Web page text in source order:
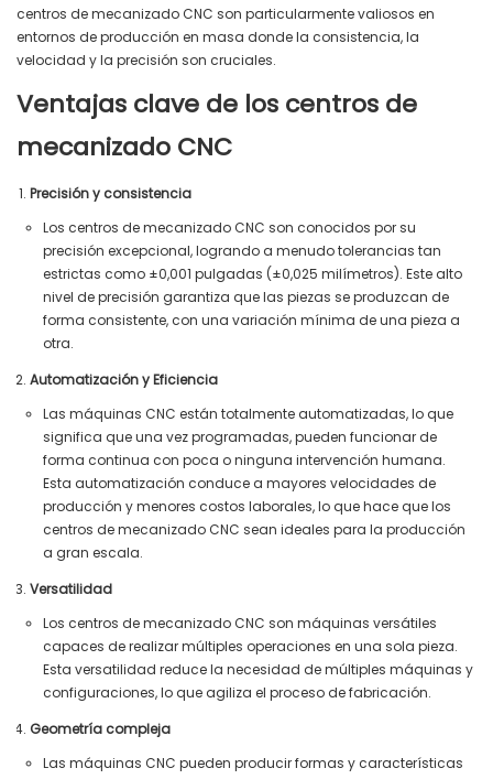
centros de mecanizado CNC son particularmente valiosos en
entornos de producción en masa donde la consistencia, la
velocidad y la precisión son cruciales.
Ventajas clave de los centros de
mecanizado CNC
Precisión y consistencia
Los centros de mecanizado CNC son conocidos por su
precisión excepcional, logrando a menudo tolerancias tan
estrictas como ±0,001 pulgadas (±0,025 milímetros). Este alto
nivel de precisión garantiza que las piezas se produzcan de
forma consistente, con una variación mínima de una pieza a
otra.
Automatización y Eficiencia
Las máquinas CNC están totalmente automatizadas, lo que
significa que una vez programadas, pueden funcionar de
forma continua con poca o ninguna intervención humana.
Esta automatización conduce a mayores velocidades de
producción y menores costos laborales, lo que hace que los
centros de mecanizado CNC sean ideales para la producción
a gran escala.
Versatilidad
Los centros de mecanizado CNC son máquinas versátiles
capaces de realizar múltiples operaciones en una sola pieza.
Esta versatilidad reduce la necesidad de múltiples máquinas y
configuraciones, lo que agiliza el proceso de fabricación.
Geometría compleja
Las máquinas CNC pueden producir formas y características